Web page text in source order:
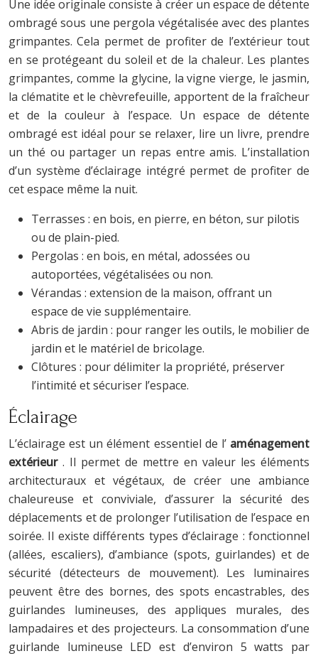
Une idée originale consiste à créer un espace de détente
ombragé sous une pergola végétalisée avec des plantes
grimpantes. Cela permet de profiter de l’extérieur tout
en se protégeant du soleil et de la chaleur. Les plantes
grimpantes, comme la glycine, la vigne vierge, le jasmin,
la clématite et le chèvrefeuille, apportent de la fraîcheur
et de la couleur à l’espace. Un espace de détente
ombragé est idéal pour se relaxer, lire un livre, prendre
un thé ou partager un repas entre amis. L’installation
d’un système d’éclairage intégré permet de profiter de
cet espace même la nuit.
Terrasses : en bois, en pierre, en béton, sur pilotis
ou de plain-pied.
Pergolas : en bois, en métal, adossées ou
autoportées, végétalisées ou non.
Vérandas : extension de la maison, offrant un
espace de vie supplémentaire.
Abris de jardin : pour ranger les outils, le mobilier de
jardin et le matériel de bricolage.
Clôtures : pour délimiter la propriété, préserver
l’intimité et sécuriser l’espace.
Éclairage
L’éclairage est un élément essentiel de l’ aménagement
extérieur . Il permet de mettre en valeur les éléments
architecturaux et végétaux, de créer une ambiance
chaleureuse et conviviale, d’assurer la sécurité des
déplacements et de prolonger l’utilisation de l’espace en
soirée. Il existe différents types d’éclairage : fonctionnel
(allées, escaliers), d’ambiance (spots, guirlandes) et de
sécurité (détecteurs de mouvement). Les luminaires
peuvent être des bornes, des spots encastrables, des
guirlandes lumineuses, des appliques murales, des
lampadaires et des projecteurs. La consommation d’une
guirlande lumineuse LED est d’environ 5 watts par